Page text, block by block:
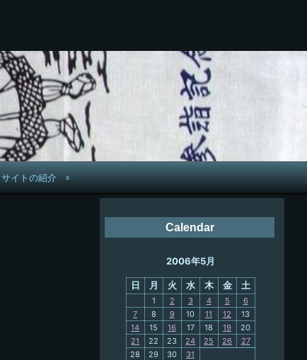
サイトの紹介
Calendar
2006年5月
日 月 火 水 木 金 土
1 2 3 4 5
6
7
8 9 10 11 12
13
14
15 16 17 18 19
20
21
22 23 24 25 26
27
28
29 30 31